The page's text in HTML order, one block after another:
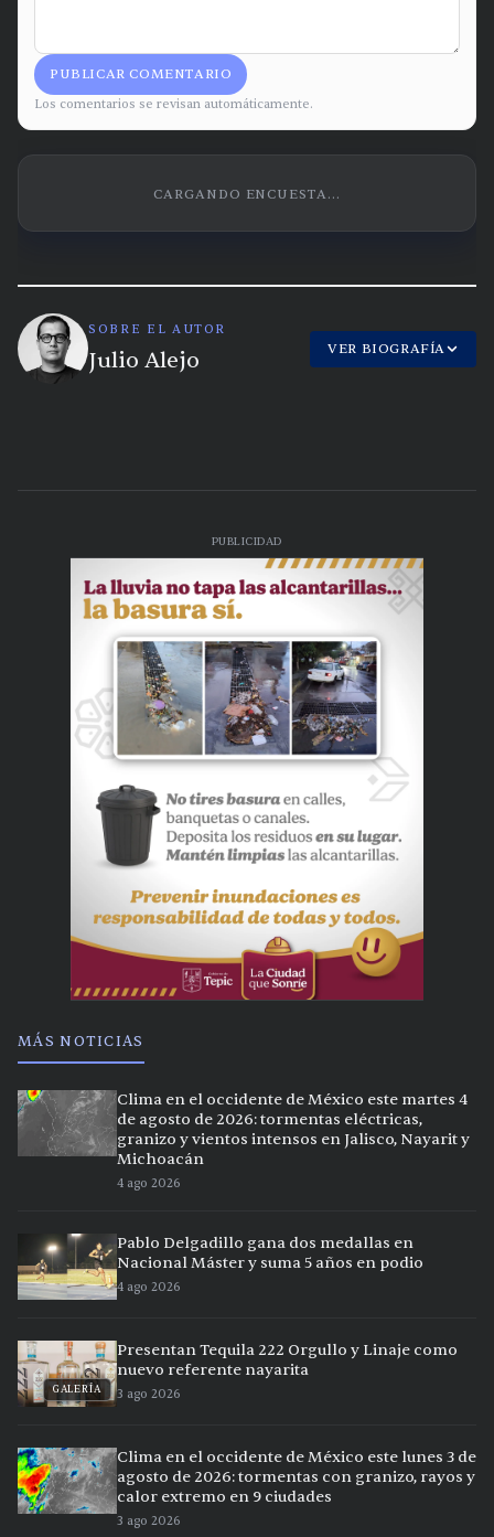
PUBLICAR COMENTARIO
Los comentarios se revisan automáticamente.
CARGANDO ENCUESTA...
SOBRE EL AUTOR
Julio Alejo VER BIOGRAFÍA
PUBLICIDAD
MÁS NOTICIAS
Clima en el occidente de México este martes 4
de agosto de 2026: tormentas eléctricas,
granizo y vientos intensos en Jalisco, Nayarit y
Michoacán
4 ago 2026
Pablo Delgadillo gana dos medallas en
Nacional Máster y suma 5 años en podio
4 ago 2026
GALERÍA
Presentan Tequila 222 Orgullo y Linaje como
nuevo referente nayarita
3 ago 2026
Clima en el occidente de México este lunes 3 de
agosto de 2026: tormentas con granizo, rayos y
calor extremo en 9 ciudades
3 ago 2026